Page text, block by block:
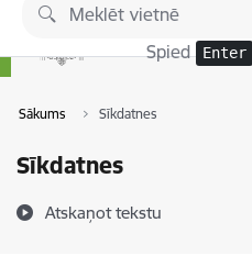
Pāriet uz lapas saturu
Spied Enter
Sākums Sīkdatnes
Sīkdatnes
Atskaņot tekstu